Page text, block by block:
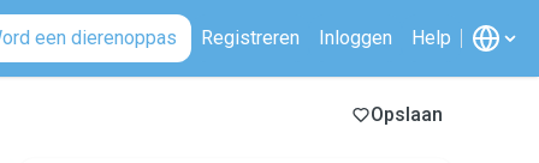
een dierenoppas Registreren Inloggen Help
Opslaan